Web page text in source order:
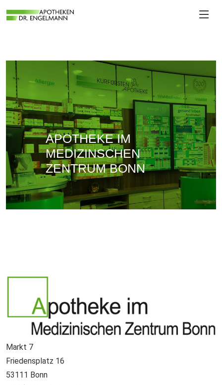
APOTHEKE IM
MEDIZINSCHEN
ZENTRUM BONN
Markt 7
Friedensplatz 16
53111 Bonn